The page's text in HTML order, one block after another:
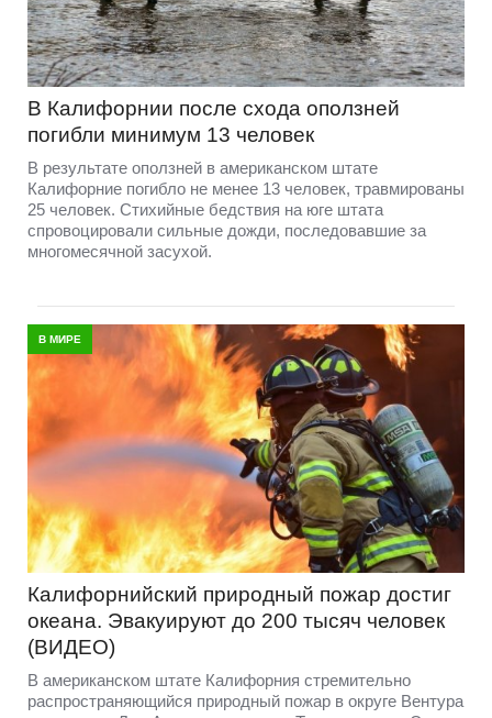
В Калифорнии после схода оползней
погибли минимум 13 человек
В результате оползней в американском штате
Калифорние погибло не менее 13 человек, травмированы
25 человек. Стихийные бедствия на юге штата
спровоцировали сильные дожди, последовавшие за
многомесячной засухой.
В МИРЕ
Калифорнийский природный пожар достиг
океана. Эвакуируют до 200 тысяч человек
(ВИДЕО)
В американском штате Калифорния стремительно
распространяющийся природный пожар в округе Вентура